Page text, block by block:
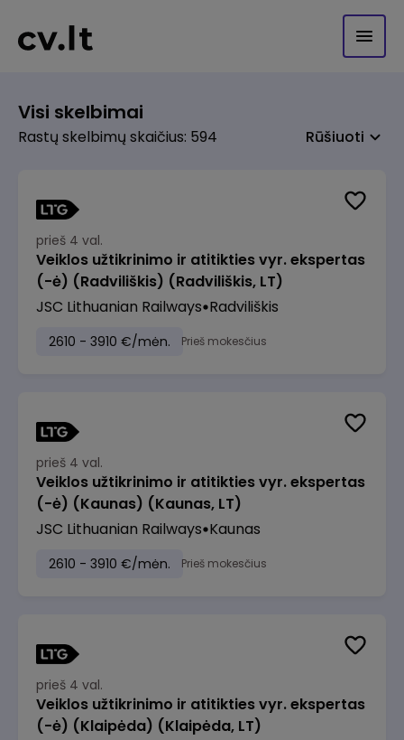
Visi skelbimai
Rastų skelbimų skaičius: 594 Rūšiuoti
prieš 4 val.
Veiklos užtikrinimo ir atitikties vyr. ekspertas
(-ė) (Radviliškis) (Radviliškis, LT)
JSC Lithuanian Railways Radviliškis
2610 - 3910 €/mėn. Prieš mokesčius
prieš 4 val.
Veiklos užtikrinimo ir atitikties vyr. ekspertas
(-ė) (Kaunas) (Kaunas, LT)
JSC Lithuanian Railways Kaunas
2610 - 3910 €/mėn. Prieš mokesčius
prieš 4 val.
Veiklos užtikrinimo ir atitikties vyr. ekspertas
(-ė) (Klaipėda) (Klaipėda, LT)